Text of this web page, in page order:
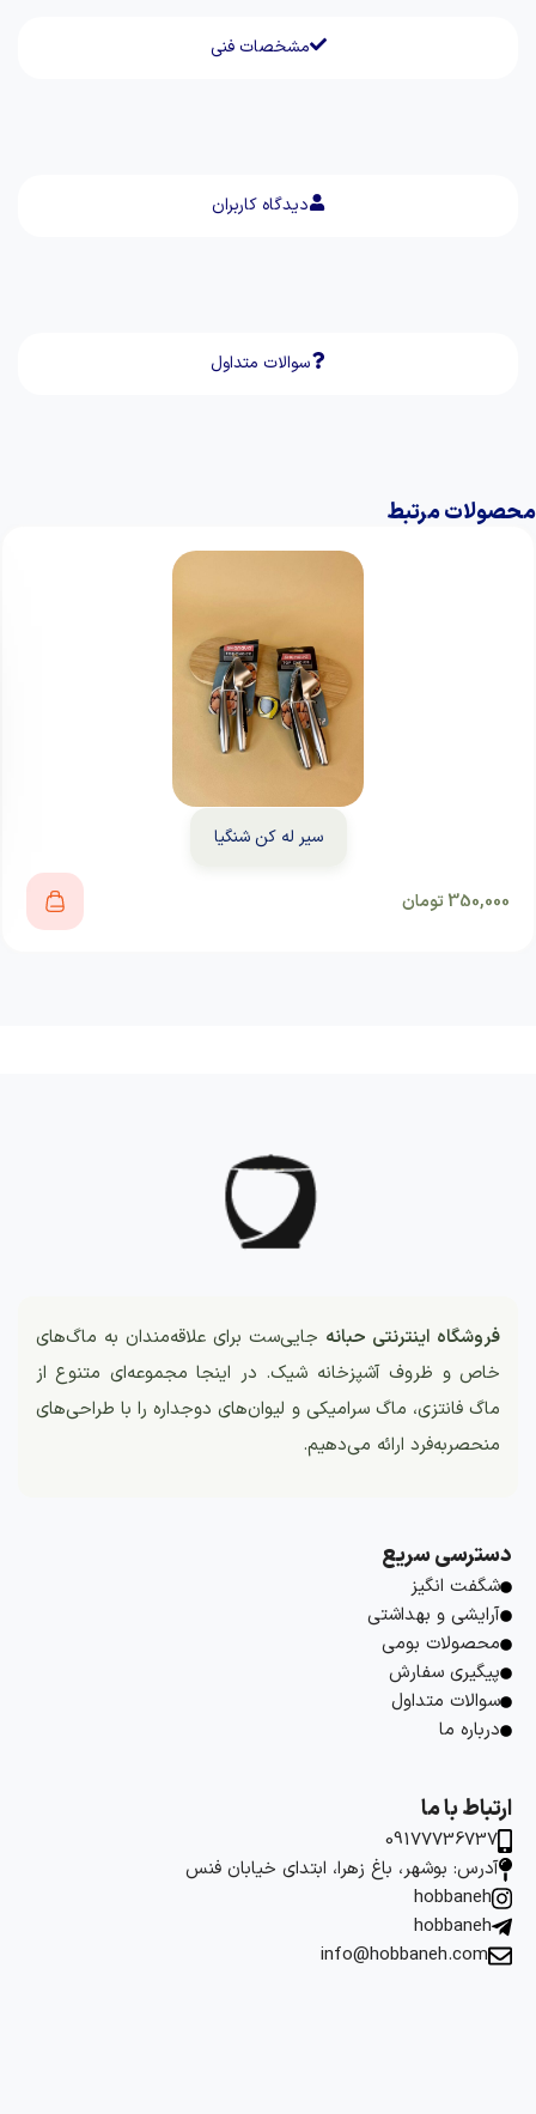
مشخصات فنی
دیدگاه کاربران
سوالات متداول
محصولات مرتبط
سیر له کن شنگیا
350,000تومان
فروشگاه اینترنتی حبانه جایی‌ست برای علاقه‌مندان به ماگ‌های
خاص و ظروف آشپزخانه شیک. در اینجا مجموعه‌ای متنوع از
ماگ فانتزی، ماگ سرامیکی و لیوان‌های دوجداره را با طراحی‌های
منحصربه‌فرد ارائه می‌دهیم.
دسترسی سریع
شگفت انگیز
آرایشی و بهداشتی
محصولات بومی
پیگیری سفارش
سوالات متداول
درباره ما
ارتباط با ما
09177736737
آدرس: بوشهر، باغ زهرا، ابتدای خیابان فنس
hobbaneh
hobbaneh
info@hobbaneh.com